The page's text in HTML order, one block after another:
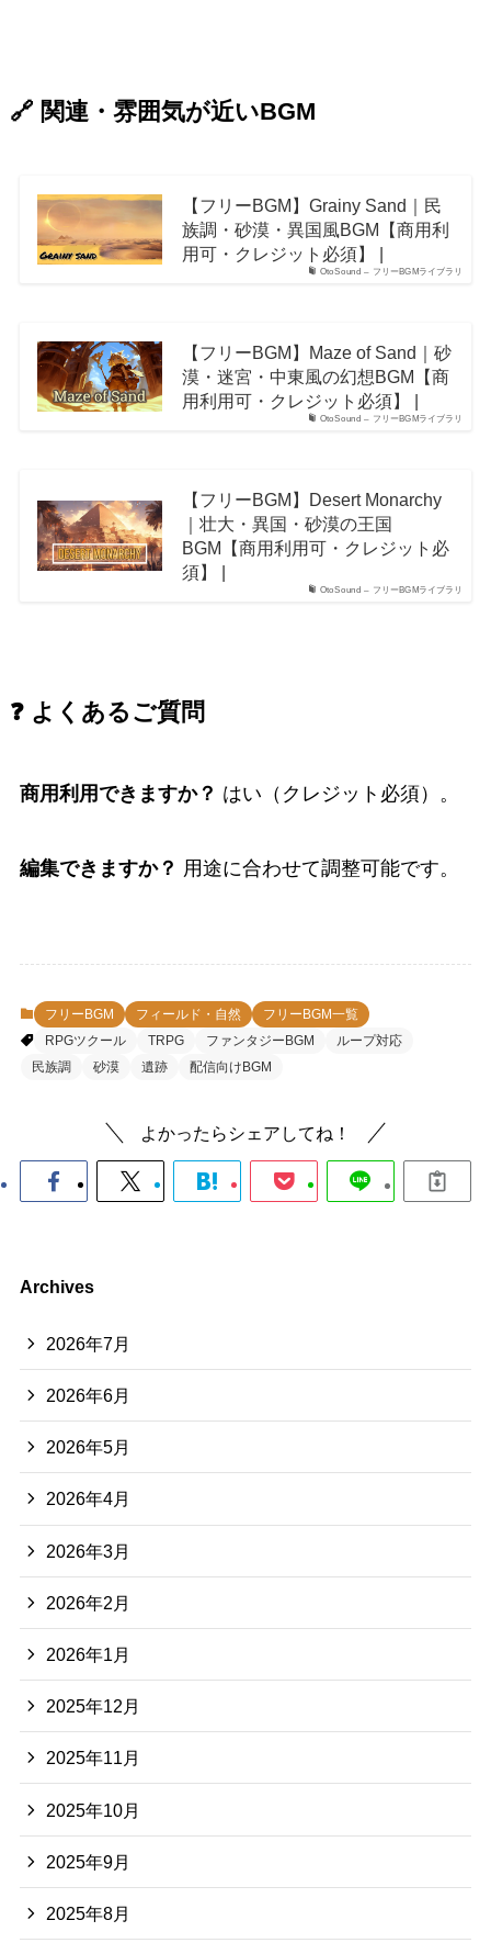
🔗 関連・雰囲気が近いBGM
OtoSound – フリーBGMライブラリ
【フリーBGM】Grainy Sand｜民
族調・砂漠・異国風BGM【商用利
用可・クレジット必須】 |
OtoSound – フリーBGMライブラリ
【フリーBGM】Maze of Sand｜砂
漠・迷宮・中東風の幻想BGM【商
用利用可・クレジット必須】 |
OtoSound – フリーBGMライブラリ
【フリーBGM】Desert Monarchy
｜壮大・異国・砂漠の王国
BGM【商用利用可・クレジット必
須】 |
❓ よくあるご質問
商用利用できますか？ はい（クレジット必須）。
編集できますか？ 用途に合わせて調整可能です。
フリーBGM フィールド・自然
フリーBGM一覧
RPGツクール
TRPG ファンタジーBGM
ループ対応
民族調
砂漠 遺跡 配信向けBGM
よかったらシェアしてね！
Archives
2026年7月
2026年6月
2026年5月
2026年4月
2026年3月
2026年2月
2026年1月
2025年12月
2025年11月
2025年10月
2025年9月
2025年8月